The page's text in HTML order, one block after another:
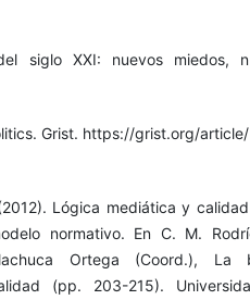
siglo XXI: nuevos miedos,
Grist. https://grist.org/
Lógica mediática y
normativo. En C. M.
Ortega (Coord.), La
(pp. 203-215).